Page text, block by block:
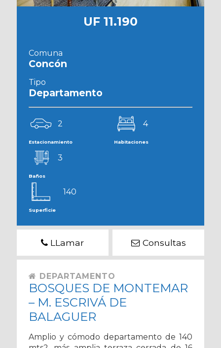
UF 11.190
Comuna
Concón
Tipo
Departamento
2
Estacionamiento
4
Habitaciones
3
Baños
140
Superficie
LLamar Consultas
DEPARTAMENTO
BOSQUES DE MONTEMAR
– M. ESCRIVÁ DE
BALAGUER
Amplio y cómodo departamento de 140